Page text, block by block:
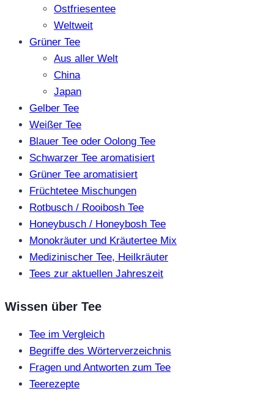
Ostfriesentee
Weltweit
Grüner Tee
Aus aller Welt
China
Japan
Gelber Tee
Weißer Tee
Blauer Tee oder Oolong Tee
Schwarzer Tee aromatisiert
Grüner Tee aromatisiert
Früchtetee Mischungen
Rotbusch / Rooibosh Tee
Honeybusch / Honeybosh Tee
Monokräuter und Kräutertee Mix
Medizinischer Tee, Heilkräuter
Tees zur aktuellen Jahreszeit
Wissen über Tee
Tee im Vergleich
Begriffe des Wörterverzeichnis
Fragen und Antworten zum Tee
Teerezepte